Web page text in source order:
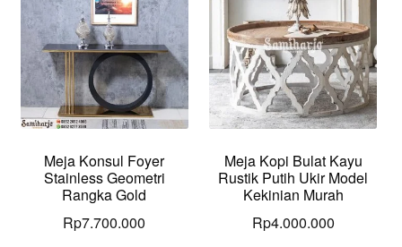
Meja Konsul Foyer
Stainless Geometri
Rangka Gold
Rp7.700.000
Meja Kopi Bulat Kayu
Rustik Putih Ukir Model
Kekinian Murah
Rp4.000.000